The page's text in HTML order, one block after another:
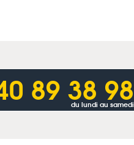
89 38 98
du lundi au samedi